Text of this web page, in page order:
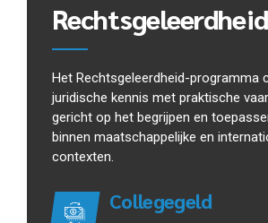
Rechtsgeleerdheid
Het Rechtsgeleerdheid-programma
juridische kennis met praktische
gericht op het begrijpen en
binnen maatschappelijke en
contexten.
Collegegeld